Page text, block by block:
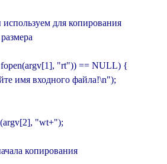
для копирования
fopen(argv[1], "rt")) == NULL) {
имя входного файла!\n");
"wt+");
копирования